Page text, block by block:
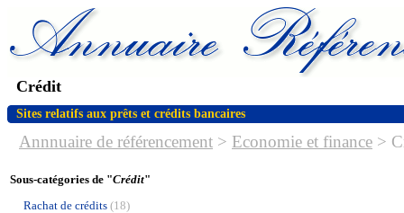
Crédit
Sites relatifs aux prêts et crédits bancaires
Annnuaire de référencement > Economie et finance >
Sous-catégories de "Crédit"
Rachat de crédits (18)